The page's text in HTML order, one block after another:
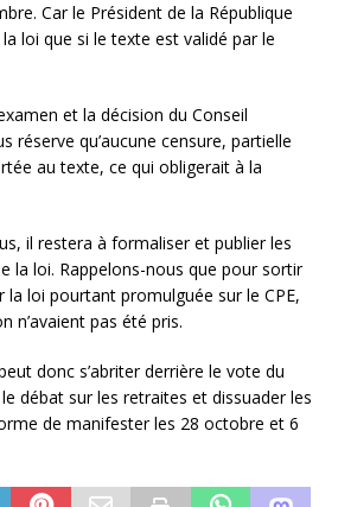
Car le Président de la République
loi que si le texte est validé par le
et la décision du Conseil
réserve qu’aucune censure, partielle
au texte, ce qui obligerait à la
il restera à formaliser et publier les
la loi. Rappelons-nous que pour sortir
la loi pourtant promulguée sur le CPE,
n’avaient pas été pris.
donc s’abriter derrière le vote du
débat sur les retraites et dissuader les
de manifester les 28 octobre et 6